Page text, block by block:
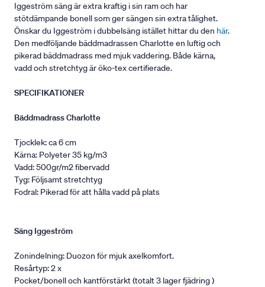
Iggeström säng är extra kraftig i sin ram och har
stötdämpande bonell som ger sängen sin extra tålighet.
Önskar du Iggeström i dubbelsäng istället hittar du den här.
Den medföljande bäddmadrassen Charlotte en luftig och
pikerad bäddmadrass med mjuk vaddering. Både kärna,
vadd och stretchtyg är öko-tex certifierade.
SPECIFIKATIONER
Bäddmadrass Charlotte
Tjocklek: ca 6 cm
Kärna: Polyeter 35 kg/m3
Vadd: 500gr/m2 fibervadd
Tyg: Följsamt stretchtyg
Fodral: Pikerad för att hålla vadd på plats
Säng Iggeström
Zonindelning: Duozon för mjuk axelkomfort.
Resårtyp: 2 x
Pocket/bonell och kantförstärkt (totalt 3 lager fjädring )